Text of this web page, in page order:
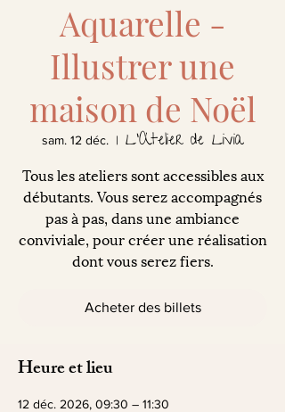
Aquarelle -
Illustrer une
maison de Noël
sam. 12 déc.
  |
L'Atelier de Livia
Tous les ateliers sont accessibles aux
débutants. Vous serez accompagnés
pas à pas, dans une ambiance
conviviale, pour créer une réalisation
dont vous serez fiers.
Acheter des billets
Heure et lieu
12 déc. 2026, 09:30 – 11:30